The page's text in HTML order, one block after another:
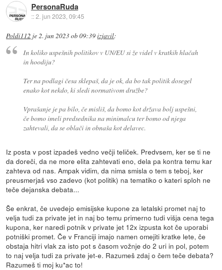
PersonaRuda
::2. jun 2023, 09:45
Poldi112 je2. jun 2023 ob 09:39izjavil:
In koliko uspešnih politikov v UN/EU si že videl v kratkih hlačah
in hoodiju?
Ter na podlagi česa sklepaš, da je ok, da bo tak politik dosegel
enako kot nekdo, ki sledi normativom družbe?
Vprašanje je pa bilo, če misliš, da bomo kot država bolj uspešni,
če bomo imeli predsednika na minimalcu ter bomo od njega
zahtevali, da se oblači in obnaša kot delavec.
Iz posta v post izpadeš vedno večji teliček. Predvsem, ker se ti ne
da doreči, da ne more elita zahtevati eno, dela pa kontra temu kar
zahteva od nas. Ampak vidim, da nima smisla o tem s teboj, ker
preusmerjaš vso zadevo (kot politik) na tematiko o kateri sploh ne
teče dejanska debata...
Še enkrat, če uvedejo emisijske kupone za letalski promet naj to
velja tudi za private jet in naj bo temu primerno tudi višja cena tega
kupona, ker naredi potnik v private jet 12x izpusta kot če uporabi
potniški promet. Če v Franciji imajo namen omejiti kratke lete, če
obstaja hitri vlak za isto pot s časom vožnje do 2 uri in pol, potem
to naj velja tudi za private jet-e. Razumeš zdaj o čem teče debata?
Razumeš ti moj ku*ac to!